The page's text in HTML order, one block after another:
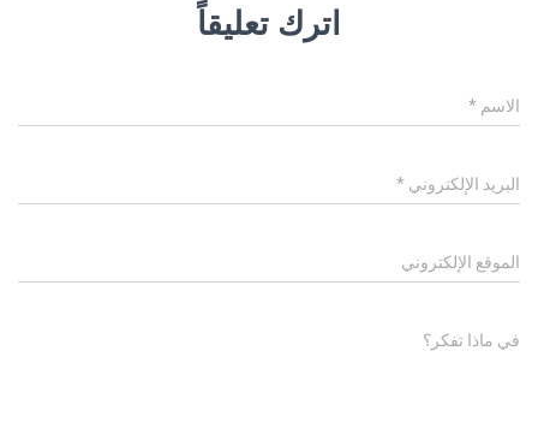
اترك تعليقاً
الاسم *
البريد الإلكتروني *
الموقع الإلكتروني
في ماذا تفكر؟